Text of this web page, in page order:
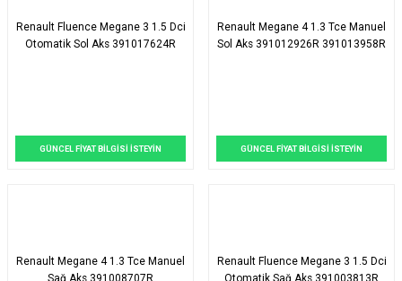
Renault Fluence Megane 3 1.5 Dci
Otomatik Sol Aks 391017624R
GÜNCEL FİYAT BİLGİSİ İSTEYİN
Renault Megane 4 1.3 Tce Manuel
Sol Aks 391012926R 391013958R
GÜNCEL FİYAT BİLGİSİ İSTEYİN
Renault Megane 4 1.3 Tce Manuel
Sağ Aks 391008707R
Renault Fluence Megane 3 1.5 Dci
Otomatik Sağ Aks 391003813R